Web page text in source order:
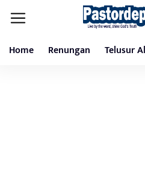
Home Renungan Telusur